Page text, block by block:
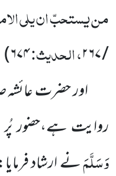
من یستحبّ ان یلی
/۲۶۷، الحدیث:۶۷۴)
اور حضرت عائشہ
روایت ہے،حضور پُر
وَسَلَّمَنے ارشاد